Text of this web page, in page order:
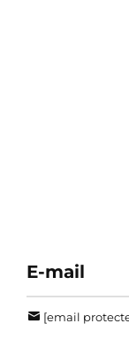
E-mail
[email